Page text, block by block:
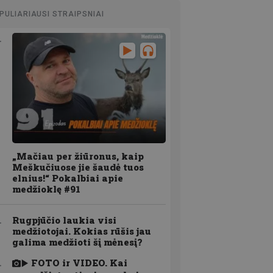
STRAIPSNIAI
„Mačiau per žiūronus, kaip
Meškučiuose jie šaudė tuos
elnius!“ Pokalbiai apie
medžioklę #91
Rugpjūčio laukia visi
medžiotojai. Kokias rūšis jau
galima medžioti šį mėnesį?
FOTO ir VIDEO. Kai